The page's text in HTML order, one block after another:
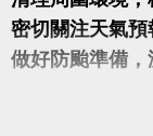
密切關注天氣預
做好防颱準備，